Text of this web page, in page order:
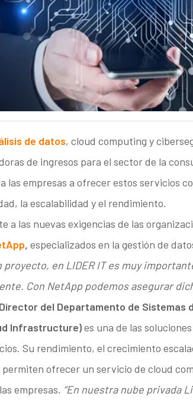
de datos, cloud computing y
de ingresos para el sector de la
las empresas a ofrecer estos servicios
la escalabilidad y el rendimiento.
a las nuevas exigencias de las
, especializados en la gestión de
en LIDER IT es muy
Con NetApp podemos asegurar
del Departamento de Sistemas
Infrastructure)es una de las
Su rendimiento, el crecimiento
permiten ofrecer un servicio de cloud
empresas. “En nuestra nube privada